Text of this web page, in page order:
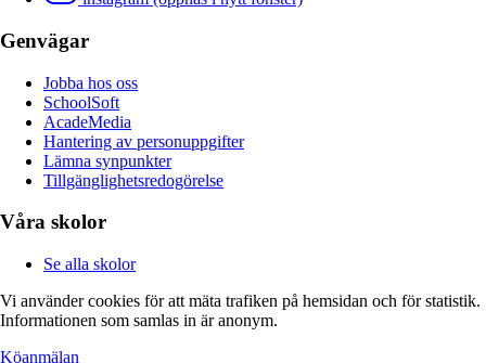
Genvägar
Jobba hos oss
SchoolSoft
AcadeMedia
Hantering av personuppgifter
Lämna synpunkter
Tillgänglighetsredogörelse
Våra skolor
Se alla skolor
Vi använder cookies för att mäta trafiken på hemsidan och för statistik.
Informationen som samlas in är anonym.
Köanmälan